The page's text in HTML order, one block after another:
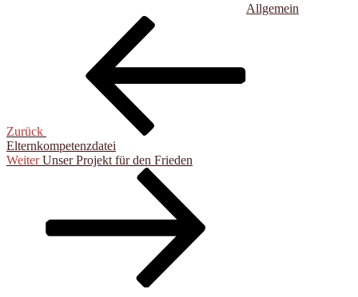
Allgemein
Beitragsnavigation
Zurück
Elternkompetenzdatei
Nächster
Weiter Unser Projekt für den Frieden